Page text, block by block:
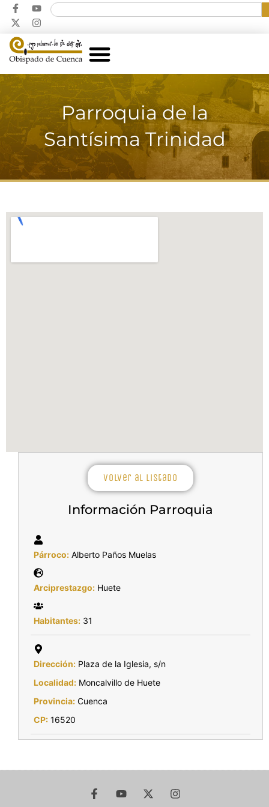
Parroquia de la
Santísima Trinidad
Volver al listado
Información Parroquia
Párroco: Alberto Paños Muelas
Arciprestazgo: Huete
Habitantes: 31
Dirección: Plaza de la Iglesia, s/n
Localidad: Moncalvillo de Huete
Provincia: Cuenca
CP: 16520